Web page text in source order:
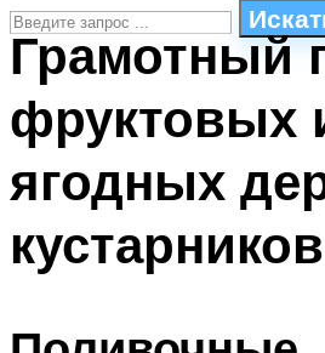
ПЛАВАНЬЕ ДЛЯ ДЕТЕЙ
БАССЕЙН ДЛЯ ДОМА
Грамотный
фруктовых
ягодных